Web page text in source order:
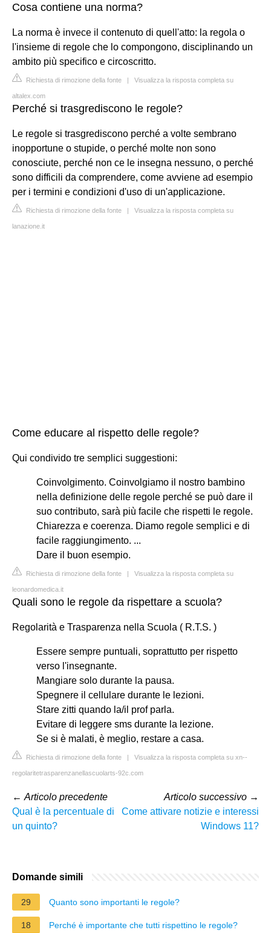
Cosa contiene una norma?
La norma è invece il contenuto di quell'atto: la regola o
l'insieme di regole che lo compongono, disciplinando un
ambito più specifico e circoscritto.
Richiesta di rimozione della fonte | Visualizza la risposta completa su
altalex.com
Perché si trasgrediscono le regole?
Le regole si trasgrediscono perché a volte sembrano
inopportune o stupide, o perché molte non sono
conosciute, perché non ce le insegna nessuno, o perché
sono difficili da comprendere, come avviene ad esempio
per i termini e condizioni d'uso di un'applicazione.
Richiesta di rimozione della fonte | Visualizza la risposta completa su
lanazione.it
Come educare al rispetto delle regole?
Qui condivido tre semplici suggestioni:
Coinvolgimento. Coinvolgiamo il nostro bambino
nella definizione delle regole perché se può dare il
suo contributo, sarà più facile che rispetti le regole.
Chiarezza e coerenza. Diamo regole semplici e di
facile raggiungimento. ...
Dare il buon esempio.
Richiesta di rimozione della fonte | Visualizza la risposta completa su
leonardomedica.it
Quali sono le regole da rispettare a scuola?
Regolarità e Trasparenza nella Scuola ( R.T.S. )
Essere sempre puntuali, soprattutto per rispetto
verso l'insegnante.
Mangiare solo durante la pausa.
Spegnere il cellulare durante le lezioni.
Stare zitti quando la/il prof parla.
Evitare di leggere sms durante la lezione.
Se si è malati, è meglio, restare a casa.
Richiesta di rimozione della fonte | Visualizza la risposta completa su xn--
regolaritetrasparenzanellascuolarts-92c.com
← Articolo precedente
Qual è la percentuale di
un quinto?
Articolo successivo →
Come attivare notizie e interessi
Windows 11?
Domande simili
29 Quanto sono importanti le regole?
18 Perché è importante che tutti rispettino le regole?